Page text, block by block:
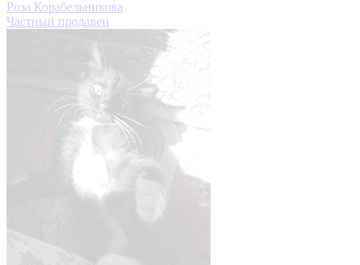
Роза Корабельникова
Частный продавец